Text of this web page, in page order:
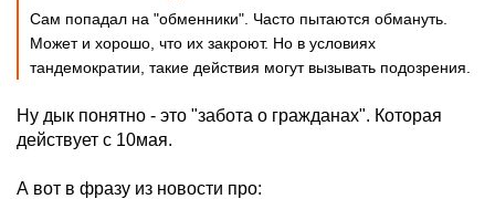
Сам попадал на "обменники". Часто пытаются обмануть.
Может и хорошо, что их закроют. Но в условиях
тандемократии, такие действия могут вызывать подозрения.
Ну дык понятно - это "забота о гражданах". Которая
действует с 10мая.
А вот в фразу из новости про: